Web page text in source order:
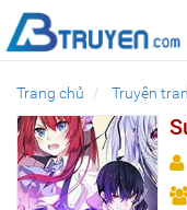
Trang chủ Truyện